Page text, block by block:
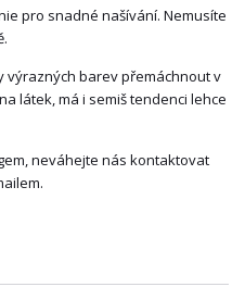
pro snadné našívání. Nemusíte
výrazných barev přemáchnout v
látek, má i semiš tendenci lehce
neváhejte nás kontaktovat